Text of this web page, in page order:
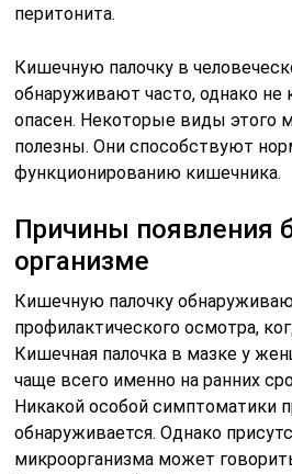
перитонита.
Кишечную палочку в
обнаруживают часто, однако
опасен. Некоторые виды этого
полезны. Они способствуют
функционированию кишечника.
Причины появления
организме
Кишечную палочку
профилактического осмотра,
Кишечная палочка в мазке у
чаще всего именно на ранних
Никакой особой симптоматики
обнаруживается. Однако
микроорганизма может